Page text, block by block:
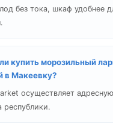
без тока, шкаф удобнее
купить морозильный
в Макеевку?
осуществляет
республики.